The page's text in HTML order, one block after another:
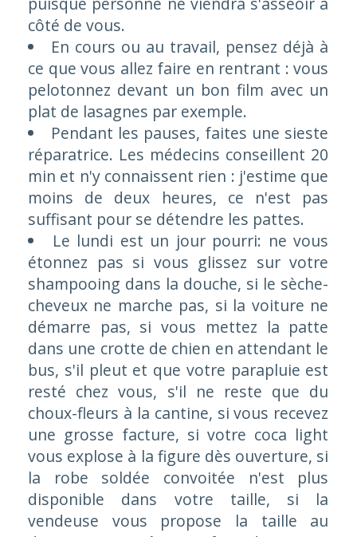
côté de vous.
En cours ou au travail, pensez déjà à
ce que vous allez faire en rentrant : vous
pelotonnez devant un bon film avec un
plat de lasagnes par exemple.
Pendant les pauses, faites une sieste
réparatrice. Les médecins conseillent 20
min et n'y connaissent rien : j'estime que
moins de deux heures, ce n'est pas
suffisant pour se détendre les pattes.
Le lundi est un jour pourri: ne vous
étonnez pas si vous glissez sur votre
shampooing dans la douche, si le sèche-
cheveux ne marche pas, si la voiture ne
démarre pas, si vous mettez la patte
dans une crotte de chien en attendant le
bus, s'il pleut et que votre parapluie est
resté chez vous, s'il ne reste que du
choux-fleurs à la cantine, si vous recevez
une grosse facture, si votre coca light
vous explose à la figure dès ouverture, si
la robe soldée convoitée n'est plus
disponible dans votre taille, si la
vendeuse vous propose la taille au